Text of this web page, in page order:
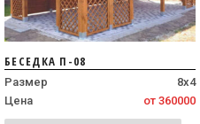
БЕСЕДКА П-08
Размер
8х4
Цена
от 360000